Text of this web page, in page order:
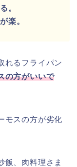
。
楽。
れるフライパン
の方がいいで
モスの方が劣化
飯、肉料理さま